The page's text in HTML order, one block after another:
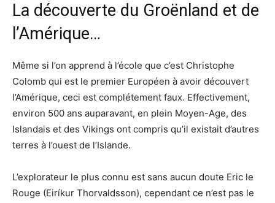
La découverte du Groënland et de
l’Amérique…
Même si l’on apprend à l’école que c’est Christophe
Colomb qui est le premier Européen à avoir découvert
l’Amérique, ceci est complétement faux. Effectivement,
environ 500 ans auparavant, en plein Moyen-Age, des
Islandais et des Vikings ont compris qu’il existait d’autres
terres à l’ouest de l’Islande.
L’explorateur le plus connu est sans aucun doute Eric le
Rouge (Eiríkur Thorvaldsson), cependant ce n’est pas le